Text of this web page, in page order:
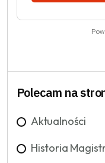
Polecam na
Aktualności
Historia